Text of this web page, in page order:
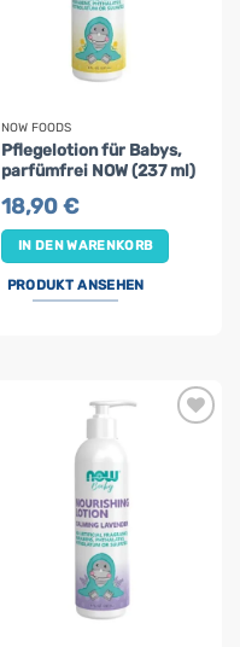
NOW FOODS
Pflegelotion für Babys,
parfümfrei NOW (237 ml)
18,90€
IN DEN WARENKORB
PRODUKT ANSEHEN